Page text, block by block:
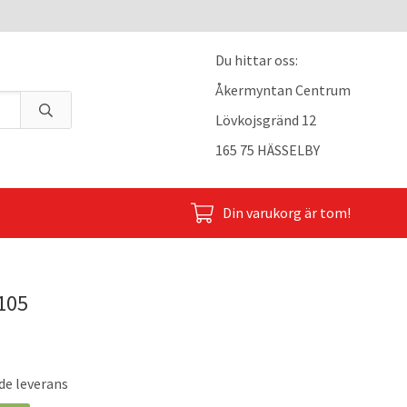
Du hittar oss:
Åkermyntan Centrum
Lövkojsgränd 12
165 75 HÄSSELBY
Din varukorg är tom!
leverans